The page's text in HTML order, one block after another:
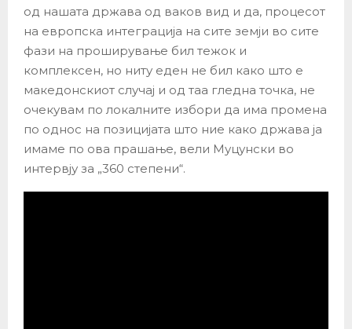
од нашата држава од ваков вид и да, процесот
на европска интеграција на сите земји во сите
фази на проширување бил тежок и
комплексен, но ниту еден не бил како што е
македонскиот случај и од таа гледна точка, не
очекувам по локалните избори да има промена
по однос на позицијата што ние како држава ја
имаме по ова прашање, вели Муцунски во
интервју за „360 степени“.